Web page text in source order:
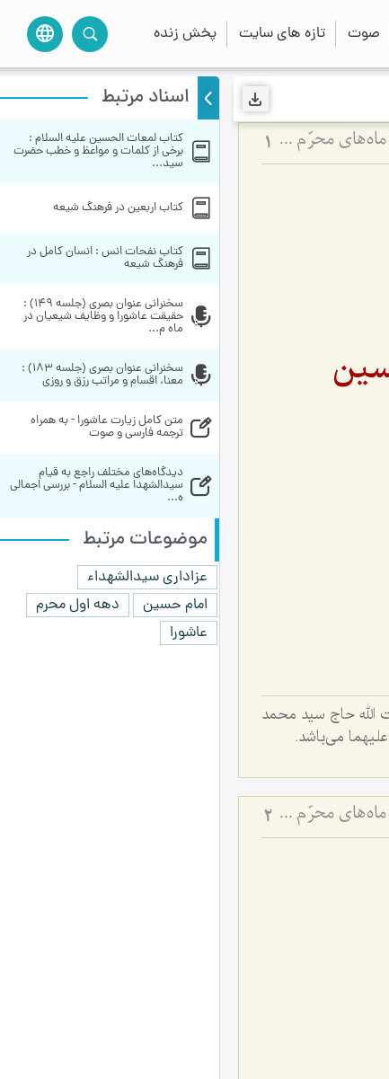
صوت تازه های سایت پخش زنده language
آداب مجالس روضه و عزاداری امام حسین علیه‌السلام - و توصیه‌های بزرگان دربارۀ ماه‌های محرّم و صفر 1
الله حاج سید محمد
می‌باشد.
آداب مجالس روضه و عزاداری امام حسین علیه‌السلام - و توصیه‌های بزرگان دربارۀ ماه‌های محرّم و صفر 2
اسناد مرتبط
سید...
کتاب اربعین در فرهنگ شیعه
فرهنگ شیعه
ماه م...
معنا، اقسام و مراتب رزق و روزی
ترجمه فارسی و صوت
ه...
موضوعات مرتبط
عزاداری سیدالشهداء
امام حسین
دهه اول محرم
عاشورا